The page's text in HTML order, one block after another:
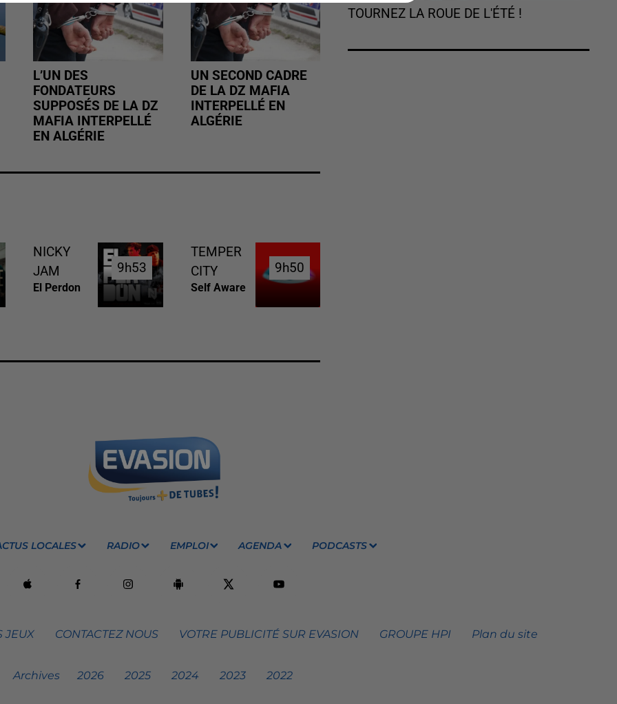
L’UN DES
FONDATEURS
SUPPOSÉS DE LA DZ
MAFIA INTERPELLÉ
EN ALGÉRIE
UN SECOND CADRE
DE LA DZ MAFIA
INTERPELLÉ EN
ALGÉRIE
NICKY
JAM
El Perdon
9h53
9h53
TEMPER
CITY
Self Aware
9h50
9h50
TOURNEZ LA ROUE DE L'ÉTÉ !
LOCALES RADIO EMPLOI AGENDA PODCASTS
JEUX CONTACTEZ NOUS VOTRE PUBLICITÉ SUR EVASION GROUPE HPI Plan du site
Archives 2026 2025 2024 2023 2022